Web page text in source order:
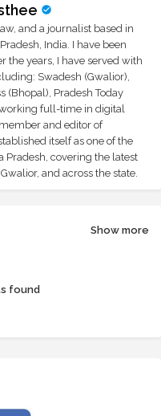
and a journalist based in
India. I have been
the years, I have served with
Swadesh (Gwalior),
(Bhopal), Pradesh Today
full-time in digital
and editor of
itself as one of the
Pradesh, covering the latest
and across the state.
Show more
found